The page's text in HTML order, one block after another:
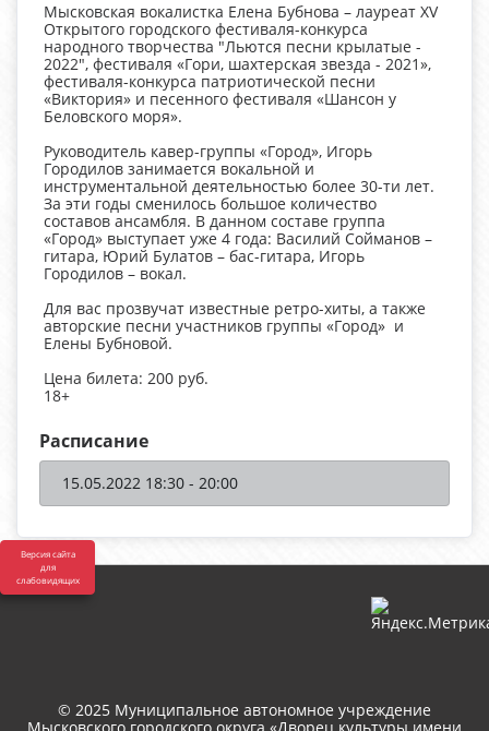
Версия сайта
для
слабовидящих
Мысковская вокалистка Елена Бубнова – лауреат XV
Открытого городского фестиваля-конкурса
народного творчества "Льются песни крылатые -
2022", фестиваля «Гори, шахтерская звезда - 2021»,
фестиваля-конкурса патриотической песни
«Виктория» и песенного фестиваля «Шансон у
Беловского моря».
Руководитель кавер-группы «Город», Игорь
Городилов занимается вокальной и
инструментальной деятельностью более 30-ти лет.
За эти годы сменилось большое количество
составов ансамбля. В данном составе группа
«Город» выступает уже 4 года: Василий Сойманов –
гитара, Юрий Булатов – бас-гитара, Игорь
Городилов – вокал.
Для вас прозвучат известные ретро-хиты, а также
авторские песни участников группы «Город» и
Елены Бубновой.
Цена билета: 200 руб.
18+
Расписание
15.05.2022 18:30 - 20:00
© 2025 Муниципальное автономное учреждение